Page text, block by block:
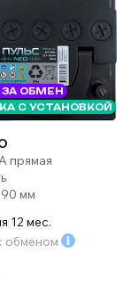
ОБМЕН
С УСТАНОВКОЙ
прямая
мм
12 мес.
обменом